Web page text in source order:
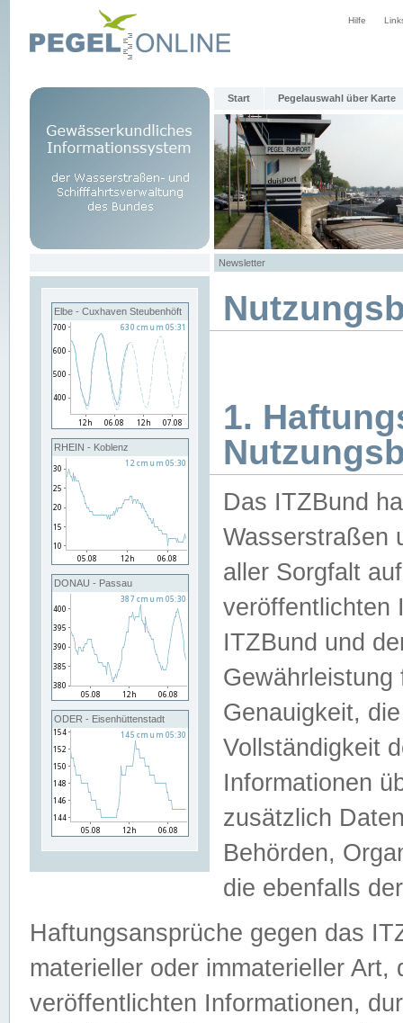
Hilfe
Start Pegelauswahl über Karte
Newsletter
Elbe - Cuxhaven Steubenhöft
RHEIN - Koblenz
DONAU - Passau
ODER - Eisenhüttenstadt
1.
Das ITZBund
Wasserstraßen
aller Sorgfalt
veröffentlichten
ITZBund und
Genauigkeit,
Vollständigkeit
Informationen
zusätzlich
Behörden,
die ebenfalls
Haftungsansprüche gegen das
materieller oder immaterieller
veröffentlichten Informationen,